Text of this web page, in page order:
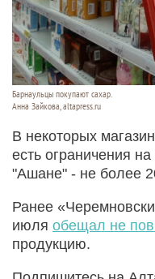
Барнаульцы покупают сахар.
Анна Зайкова, altapress.ru
В некоторых
есть ограничения
"Ашане" - не более
Ранее
июля обещал не
продукцию.